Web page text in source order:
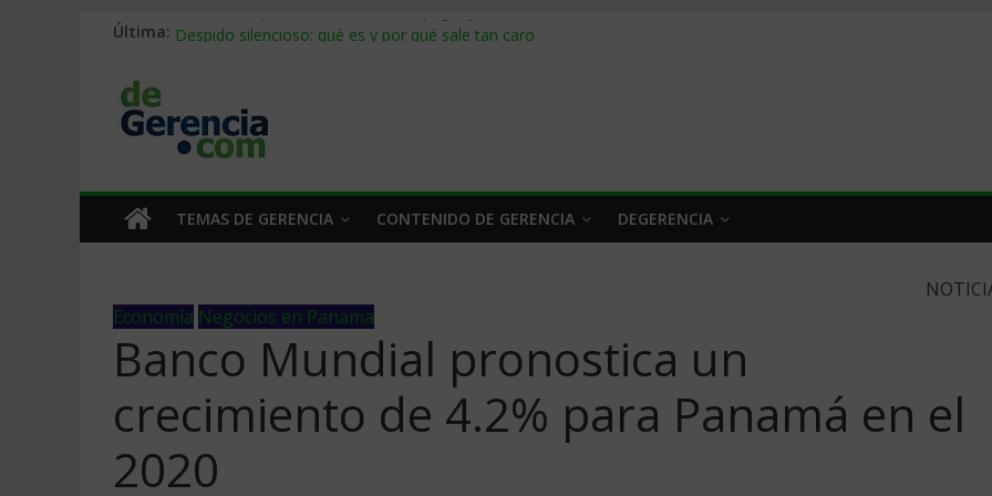
Última: Stablecoins para empresas: cómo pagar y cobrar en 2026
Trabajo forzoso en la cadena de suministro: qué hacer
Mercado hispano de EE. UU.: cómo segmentarlo y venderle
TEMAS DE GERENCIA CONTENIDO DE GERENCIA DEGERENCIA
Economía Negocios en Panama
Banco Mundial pronostica un
crecimiento de 4.2% para Panamá en el
2020